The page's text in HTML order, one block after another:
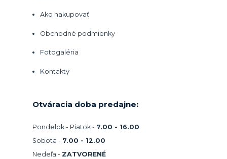
Ako nakupovať
Obchodné podmienky
Fotogaléria
Kontakty
Otváracia doba predajne:
Pondelok - Piatok - 7.00 - 16.00
Sobota - 7.00 - 12.00
Nedeľa - ZATVORENÉ